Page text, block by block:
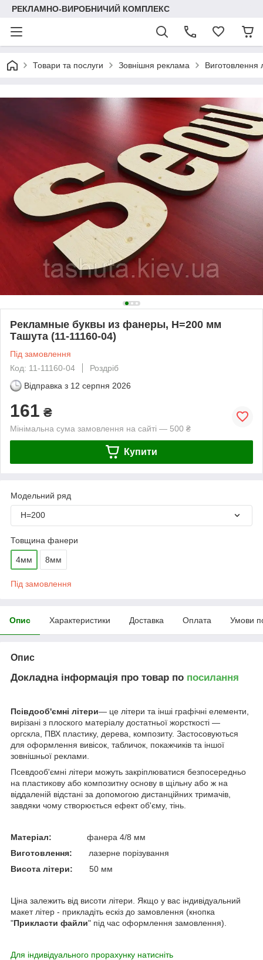
РЕКЛАМНО-ВИРОБНИЧИЙ КОМПЛЕКС
Товари та послуги Зовнішня реклама Виготовлення
Рекламные буквы из фанеры, H=200 мм
Ташута (11-11160-04)
Під замовлення
Код: 11-11160-04
Роздріб
Відправка з 12 серпня 2026
161 ₴
Мінімальна сума замовлення на сайті — 500 ₴
Купити
Модельний ряд
Н=200
Товщина фанери
4мм 8мм
Під замовлення
Опис Характеристики Доставка Оплата Умови
Опис
Докладна інформація про товар по посилання
Псівдооб'ємні літери— це літери та інші графічні елементи,
вирізані з плоского матеріалу достатньої жорсткості —
оргскла, ПВХ пластику, дерева, композиту. Застосовуються
для оформлення вивісок, табличок, покажчиків та іншої
зовнішньої реклами.
Псевдооб'ємні літери можуть закріплюватися безпосередньо
на пластикову або композитну основу в щільну або ж на
віддаленій відстані за допомогою дистанційних тримачів,
завдяки чому створюється ефект об'єму, тінь.
Матеріал: фанера 4/8 мм
Виготовлення: лазерне порізування
Висота літери: 50 мм
Ціна залежить від висоти літери. Якщо у вас індивідуальний
макет літер - прикладіть ескіз до замовлення (кнопка
"Прикласти файли" під час оформлення замовлення).
Для індивідуального прорахунку натисніть